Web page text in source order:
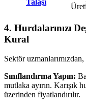
Talaşı
4. Hurdalarınızı
Kural
Sektör
Sınıflandırma Yapın:
mutlaka ayırın. Karışık
üzerinden fiyatlandırılır.